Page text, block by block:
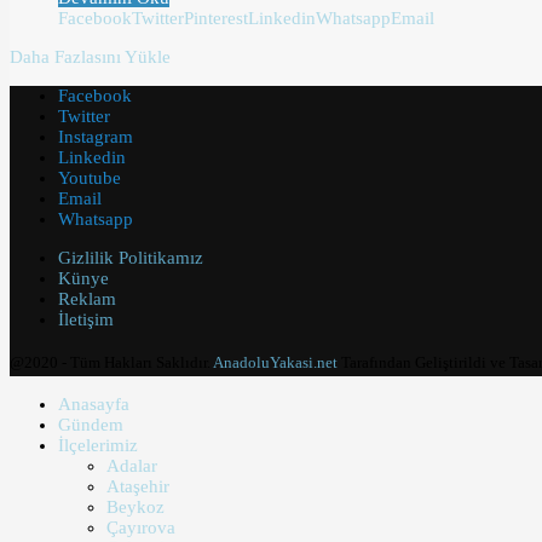
FacebookTwitterPinterestLinkedinWhatsappEmail
Daha Fazlasını Yükle
Facebook
Twitter
Instagram
Linkedin
Youtube
Email
Whatsapp
Gizlilik Politikamız
Künye
Reklam
İletişim
AnadoluYakasi.net
Anasayfa
Gündem
İlçelerimiz
Adalar
Ataşehir
Beykoz
Çayırova